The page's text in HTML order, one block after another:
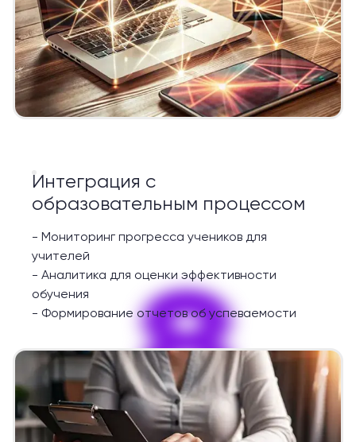
8
Интеграция с
образовательным процессом
- Мониторинг прогресса учеников для
учителей
- Аналитика для оценки эффективности
обучения
- Формирование отчетов об успеваемости